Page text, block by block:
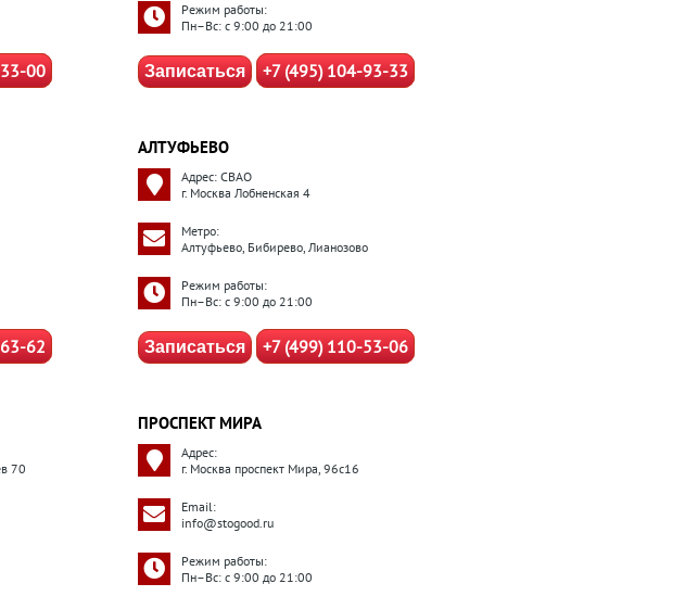
00
Режим работы:
Пн–Вс: с 9:00 до 21:00
Записаться +7 (495) 104-93-33
62
АЛТУФЬЕВО
Адрес: СВАО
г. Москва Лобненская 4
Метро:
Алтуфьево, Бибирево, Лианозово
Режим работы:
Пн–Вс: с 9:00 до 21:00
Записаться +7 (499) 110-53-06
70
ПРОСПЕКТ МИРА
Адрес:
г. Москва проспект Мира, 96с16
Email:
info@stogood.ru
Режим работы:
Пн–Вс: с 9:00 до 21:00